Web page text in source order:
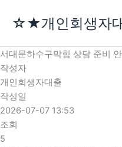
로
건
너
뛰
기
☆★개인회생자
서대문하수구막힘 상담 준비
작성자
개인회생자대출
작성일
2026-07-07 13:53
조회
5